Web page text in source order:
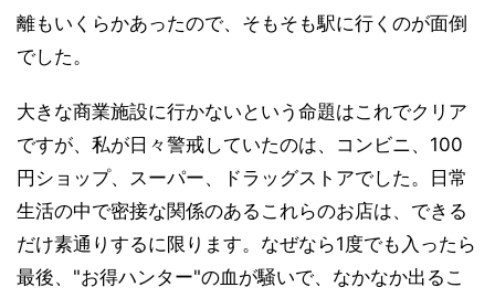
離もいくらかあったので、そもそも駅に行くのが面倒
でした。
大きな商業施設に行かないという命題はこれでクリア
ですが、私が日々警戒していたのは、コンビニ、100
円ショップ、スーパー、ドラッグストアでした。日常
生活の中で密接な関係のあるこれらのお店は、できる
だけ素通りするに限ります。なぜなら1度でも入ったら
最後、"お得ハンター"の血が騒いで、なかなか出るこ